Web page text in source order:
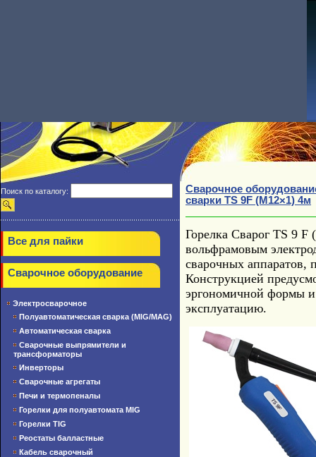
Поиск по каталогу:
Все для пайки
Сварочное оборудование
Электросварочное
Полуавтоматическая сварка (MIG/MAG)
Автоматическая сварка
Сварочные выпрямители и
трансформаторы
Инверторы
Сварочные агрегаты
Печи и термопеналы
Горелки для полуавтомата MIG
Горелки TIG
Реостаты балластные
Кабель сварочный
Сварочное
сварки TS 9F (M12×1) 4м
Горелка Сварог TS 9 F
вольфрамовым
сварочных
Конструкцией
эргономичной формы
эксплуатацию.